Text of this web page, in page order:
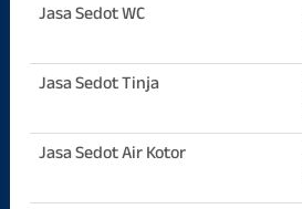
Jasa Sedot WC
Jasa Sedot Tinja
Jasa Sedot Air Kotor